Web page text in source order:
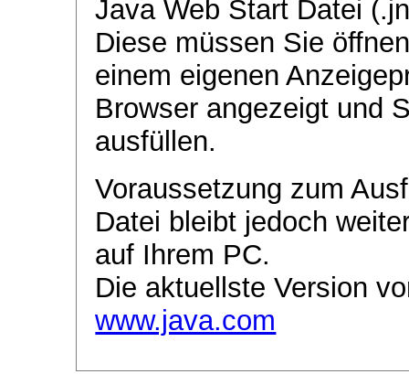
Java Web Start Datei
Diese müssen Sie
einem eigenen
Browser angezeigt und
ausfüllen.
Voraussetzung zum
Datei bleibt jedoch
auf Ihrem PC.
Die aktuellste Version
www.java.com